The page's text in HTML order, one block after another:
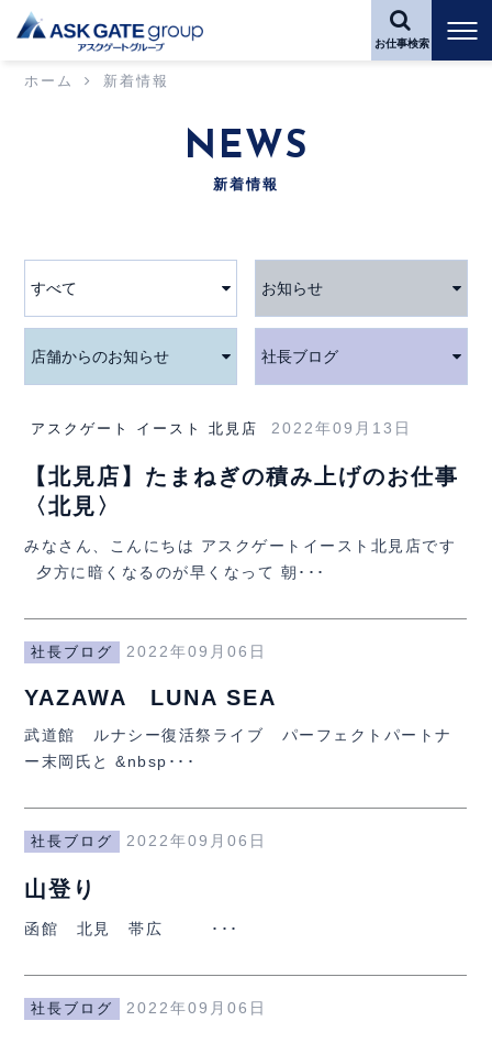
お仕事検索
ホーム 新着情報
NEWS
新着情報
すべて お知らせ
店舗からのお知らせ 社長ブログ
アスクゲート イースト 北見店 2022年09月13日
【北見店】たまねぎの積み上げのお仕事
〈北見〉
みなさん、こんにちは アスクゲートイースト北見店です
夕方に暗くなるのが早くなって 朝･･･
社長ブログ 2022年09月06日
YAZAWA LUNA SEA
武道館 ルナシー復活祭ライブ パーフェクトパートナ
ー末岡氏と &nbsp･･･
社長ブログ 2022年09月06日
山登り
函館 北見 帯広 ･･･
社長ブログ 2022年09月06日